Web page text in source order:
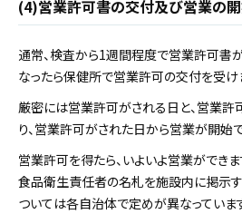
(4)営業許可書の交付及び営業の
通常、検査から1週間程度で営業許可書
なったら保健所で営業許可の交付を受け
厳密には営業許可がされる日と、営業
り、営業許可がされた日から営業が開始で
営業許可を得たら、いよいよ営業ができま
食品衛生責任者の名札を施設内に掲示
ついては各自治体で定めが異なっていま